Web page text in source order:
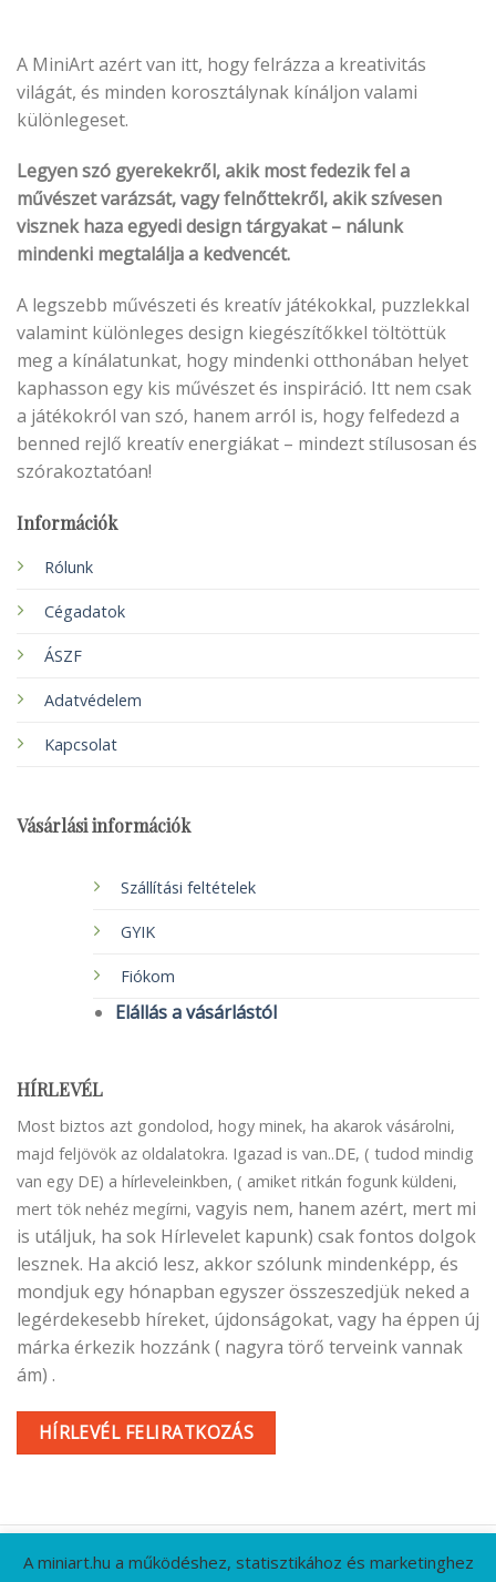
A MiniArt azért van itt, hogy felrázza a kreativitás
világát, és minden korosztálynak kínáljon valami
különlegeset.
Legyen szó gyerekekről, akik most fedezik fel a
művészet varázsát, vagy felnőttekről, akik szívesen
visznek haza egyedi design tárgyakat – nálunk
mindenki megtalálja a kedvencét.
A legszebb művészeti és kreatív játékokkal, puzzlekkal
valamint különleges design kiegészítőkkel töltöttük
meg a kínálatunkat, hogy mindenki otthonában helyet
kaphasson egy kis művészet és inspiráció. Itt nem csak
a játékokról van szó, hanem arról is, hogy felfedezd a
benned rejlő kreatív energiákat – mindezt stílusosan és
szórakoztatóan!
Információk
Rólunk
Cégadatok
ÁSZF
Adatvédelem
Kapcsolat
Vásárlási információk
Szállítási feltételek
GYIK
Fiókom
Elállás a vásárlástól
HÍRLEVÉL
Most biztos azt gondolod, hogy minek, ha akarok vásárolni,
majd feljövök az oldalatokra. Igazad is van..DE, ( tudod mindig
van egy DE) a hírleveleinkben, ( amiket ritkán fogunk küldeni,
mert tök nehéz megírni, vagyis nem, hanem azért, mert mi
is utáljuk, ha sok Hírlevelet kapunk) csak fontos dolgok
lesznek. Ha akció lesz, akkor szólunk mindenképp, és
mondjuk egy hónapban egyszer összeszedjük neked a
legérdekesebb híreket, újdonságokat, vagy ha éppen új
márka érkezik hozzánk ( nagyra törő terveink vannak
ám) .
HÍRLEVÉL FELIRATKOZÁS
A miniart.hu a működéshez, statisztikához és marketinghez